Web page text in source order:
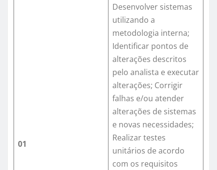
01
Desenvolver sistemas
utilizando a
metodologia interna;
Identificar pontos de
alterações descritos
pelo analista e executar
alterações; Corrigir
falhas e/ou atender
alterações de sistemas
e novas necessidades;
Realizar testes
unitários de acordo
com os requisitos